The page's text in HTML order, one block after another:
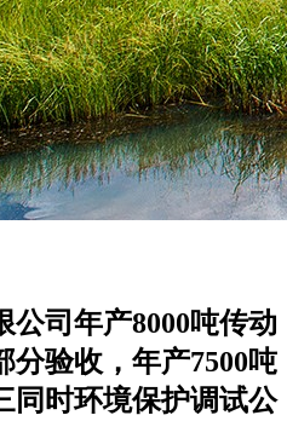
公司年产8000吨传动
分验收，年产7500吨
同时环境保护调试公